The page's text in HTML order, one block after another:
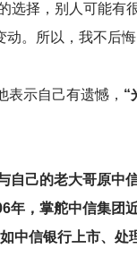
选择，别人可能
。所以，我不后悔
示自己有遗憾， “
己的老大哥原中
年，掌舵中信集团
中信银行上市、